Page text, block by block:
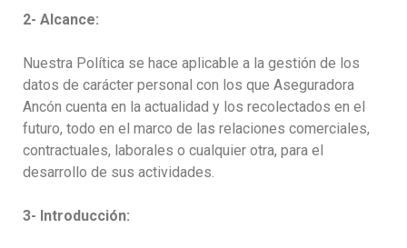
2- Alcance:
Nuestra Política se hace aplicable a la gestión de los
datos de carácter personal con los que Aseguradora
Ancón cuenta en la actualidad y los recolectados en el
futuro, todo en el marco de las relaciones comerciales,
contractuales, laborales o cualquier otra, para el
desarrollo de sus actividades.
3- Introducción: